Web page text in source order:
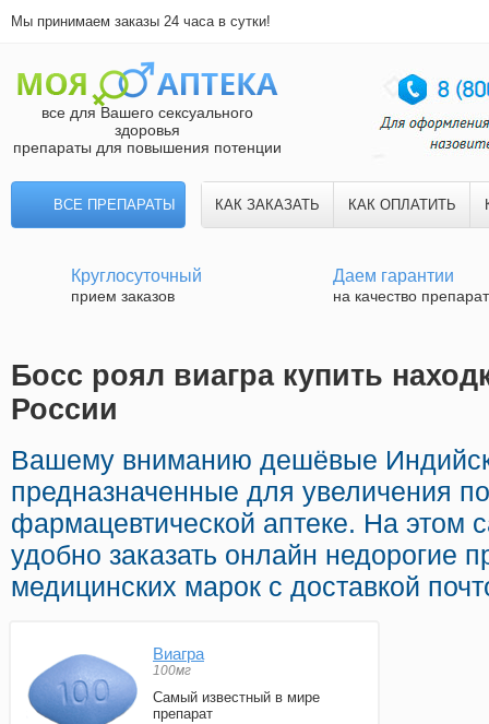
Мы принимаем заказы 24 часа в сутки!
все для Вашего сексуального
здоровья
препараты для повышения потенции
ВСЕ ПРЕПАРАТЫ КАК ЗАКАЗАТЬ КАК ОПЛАТИТЬ
Круглосуточный
прием заказов
Даем гарантии
на качество
Босс роял виагра купить
России
Вашему вниманию дешёвые
предназначенные для увеличения
фармацевтической аптеке. На этом
удобно заказать онлайн недорогие
медицинских марок с доставкой
Виагра
100мг
Самый известный в мире
препарат